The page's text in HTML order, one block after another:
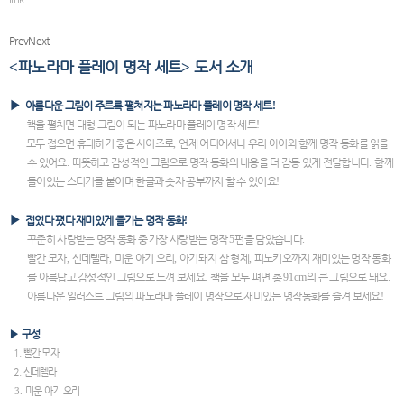
PrevNext
<파노라마 플레이 명작 세트>도서 소개
▶ 아름다운 그림이 주르륵 펼쳐지는 파노라마 플레이 명작 세트!
책을 펼치면 대형 그림이 되는 파노라마 플레이 명작 세트!
모두 접으면 휴대하기 좋은 사이즈로, 언제 어디에서나 우리 아이와 함께 명작 동화를 읽을
수 있어요. 따뜻하고 감성적인 그림으로 명작 동화의 내용을 더 감동 있게 전달합니다.함께
들어있는 스티커를 붙이며 한글과 숫자 공부까지 할 수 있어요!
▶ 접었다 폈다 재미있게 즐기는 명작 동화!
꾸준히 사랑받는 명작 동화 중 가장 사랑받는 명작5편을 담았습니다.
빨간 모자, 신데렐라, 미운 아기 오리 , 아기돼지 삼 형제 , 피노키오까지 재미있는 명작 동화
를 아름답고 감성적인 그림으로 느껴 보세요. 책을 모두 펴면 총91cm의 큰 그림으로 돼요.
아름다운 일러스트 그림의 파노라마 플레이 명작으로 재미있는 명작동화를 즐겨 보세요!
▶ 구성
1. 빨간 모자
2. 신데렐라
3. 미운 아기 오리